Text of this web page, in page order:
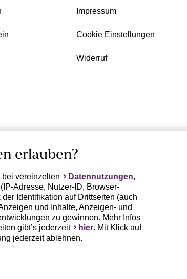
Impressum
Cookie Einstellungen
Widerruf
erlauben?
vereinzelten Datennutzungen,
Adresse, Nutzer-ID, Browser-
Identifikation auf Drittseiten (auch
und Inhalte, Anzeigen- und
zu gewinnen. Mehr Infos
gibt’s jederzeit
hier. Mit Klick auf
jederzeit ablehnen.